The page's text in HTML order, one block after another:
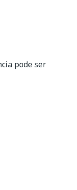
pode ser